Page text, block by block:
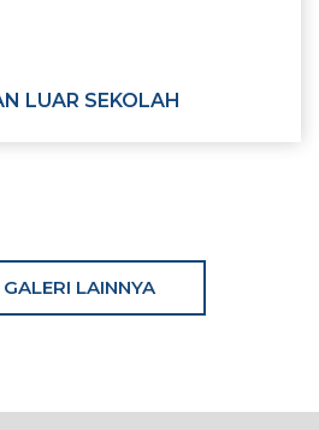
LUAR SEKOLAH
LAINNYA